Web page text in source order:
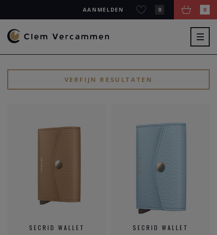
AANMELDEN 0 0
VERFIJN RESULTATEN
SECRID WALLET SECRID WALLET